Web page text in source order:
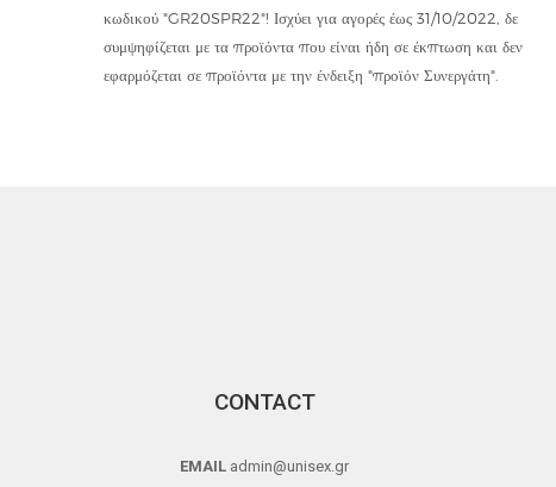
κωδικού "GR20SPR22"! Ισχύει για αγορές έως 31/10/2022, δε
συμψηφίζεται με τα προϊόντα που είναι ήδη σε έκπτωση και δεν
εφαρμόζεται σε προϊόντα με την ένδειξη "προϊόν Συνεργάτη".
CONTACT
EMAIL admin@unisex.gr